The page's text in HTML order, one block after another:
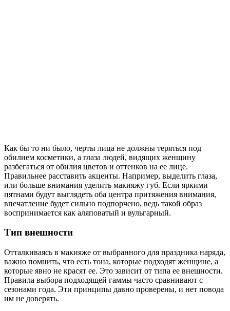
Как бы то ни было, черты лица не должны теряться под
обилием косметики, а глаза людей, видящих женщину
разбегаться от обилия цветов и оттенков на ее лице.
Правильнее расставить акценты. Например, выделить глаза,
или больше внимания уделить макияжу губ. Если яркими
пятнами будут выглядеть оба центра притяжения внимания,
впечатление будет сильно подпорчено, ведь такой образ
воспринимается как аляповатый и вульгарный.
Тип внешности
Отталкиваясь в макияже от выбранного для праздника наряда,
важно помнить, что есть тона, которые подходят женщине, а
которые явно не красят ее. Это зависит от типа ее внешности.
Правила выбора подходящей гаммы часто сравнивают с
сезонами года. Эти принципы давно проверены, и нет повода
им не доверять.